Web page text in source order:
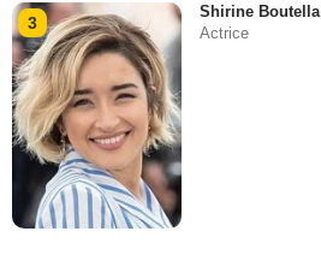
3
Shirine Boutella
Actrice